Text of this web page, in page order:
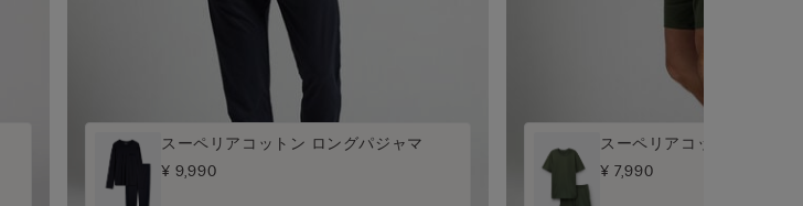
スーペリアコットン ロングパジャマ
¥ 9,990
スーペリアコットン ショー
¥ 7,990